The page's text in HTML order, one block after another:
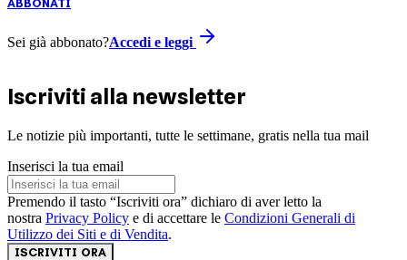
ABBONATI
Sei già abbonato?Accedi e leggi
Iscriviti alla newsletter
Le notizie più importanti, tutte le settimane, gratis nella tua mail
Inserisci la tua email
Premendo il tasto “Iscriviti ora” dichiaro di aver letto la
nostra Privacy Policy e di accettare le Condizioni Generali di
Utilizzo dei Siti e di Vendita.
ISCRIVITI ORA